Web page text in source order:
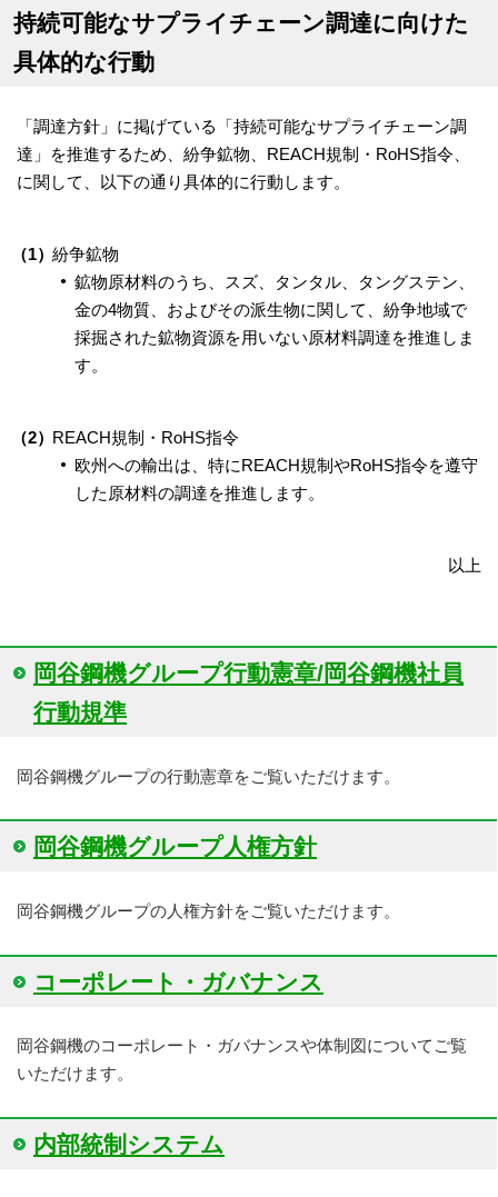
持続可能なサプライチェーン調達に向けた
具体的な行動
「調達方針」に掲げている「持続可能なサプライチェーン調
達」を推進するため、紛争鉱物、REACH規制・RoHS指令、
に関して、以下の通り具体的に行動します。
（1）紛争鉱物
鉱物原材料のうち、スズ、タンタル、タングステン、
金の4物質、およびその派生物に関して、紛争地域で
採掘された鉱物資源を用いない原材料調達を推進しま
す。
（2）REACH規制・RoHS指令
欧州への輸出は、特にREACH規制やRoHS指令を遵守
した原材料の調達を推進します。
以上
岡谷鋼機グループ行動憲章/岡谷鋼機社員
行動規準
岡谷鋼機グループの行動憲章をご覧いただけます。
岡谷鋼機グループ人権方針
岡谷鋼機グループの人権方針をご覧いただけます。
コーポレート・ガバナンス
岡谷鋼機のコーポレート・ガバナンスや体制図についてご覧
いただけます。
内部統制システム